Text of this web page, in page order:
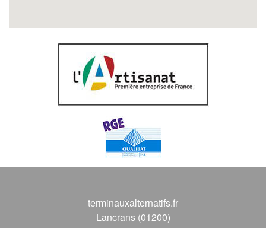
terminauxalternatifs.fr
Lancrans (01200)